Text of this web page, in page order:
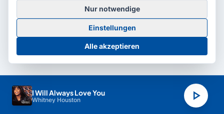
I Will Always Love You
Whitney Houston play_arrow
© 2026 Radio Potsdam. Webseite entwickelt durch dieMedienagentur
Babelsberg
BarrierefreiheitserklärungAGBDatenschutzImpressum
Cookie-Einstellungen
Nur notwendige
Einstellungen
Alle akzeptieren